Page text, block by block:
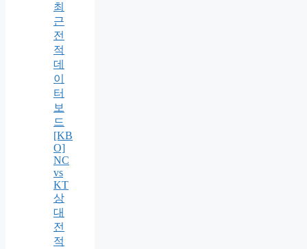
최
근
전
적
데
이
터
보
드
[KB
O]
NC
vs
KT
상
대
전
적